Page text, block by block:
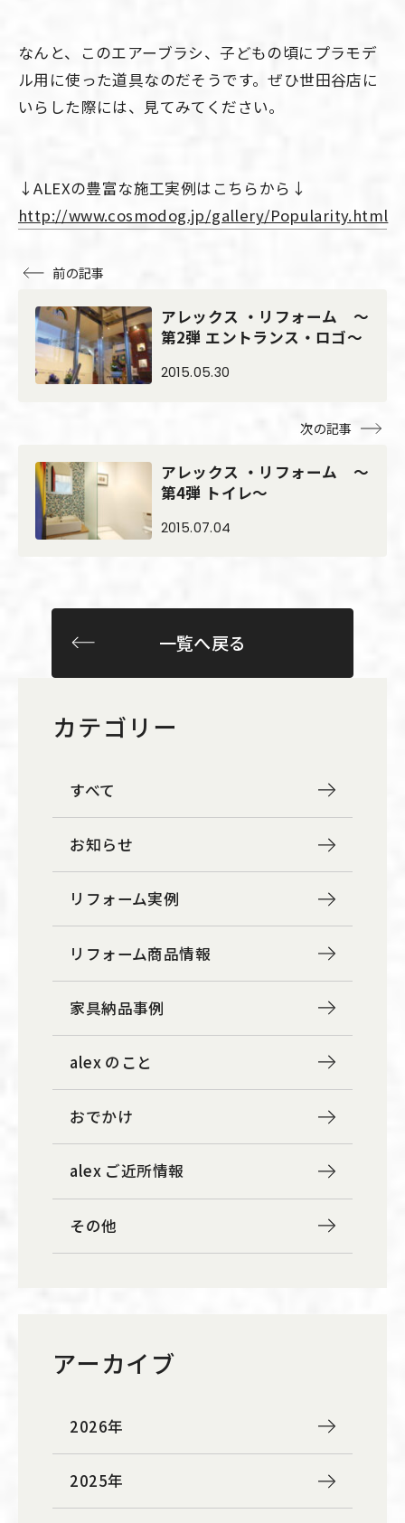
カテゴリー
すべて
お知らせ
リフォーム実例
リフォーム商品情報
家具納品事例
alex のこと
おでかけ
alex ご近所情報
その他
アーカイブ
2026年
2025年
なんと、このエアーブラシ、子どもの頃にプラモデ
ル用に使った道具なのだそうです。ぜひ世田谷店に
いらした際には、見てみてください。
↓ALEXの豊富な施工実例はこちらから↓
http://www.cosmodog.jp/gallery/Popularity.html
前の記事
アレックス ・リフォーム ～
第2弾 エントランス・ロゴ～
2015.05.30
次の記事
アレックス ・リフォーム ～
第4弾 トイレ～
2015.07.04
一覧へ戻る